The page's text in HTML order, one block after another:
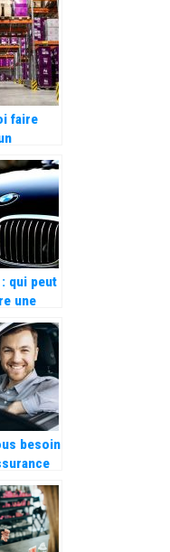
plus
dans
faire
du
de
et de
qui peut
une
longue
besoin
risques